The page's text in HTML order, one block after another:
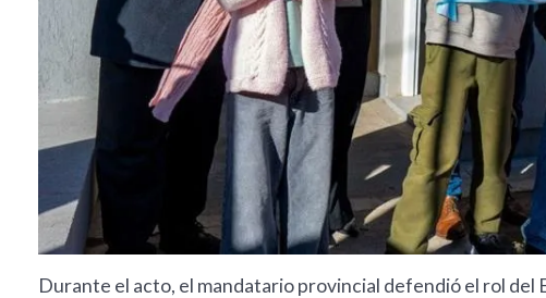
Durante el acto, el mandatario provincial defendió el rol del